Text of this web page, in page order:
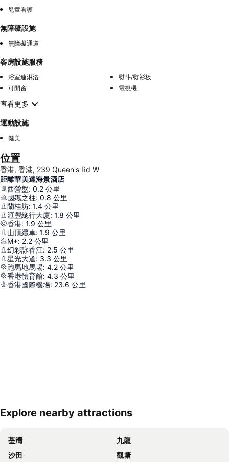
兒童看護
無障礙設施
無障礙通道
客房設施服務
浴室連淋浴
熨斗/熨衫板
可開窗
電視機
查看更多
運動設施
健美
位置
香港, 香港, 239 Queen's Rd W
距離華美達海景酒店
西營盤: 0.2 公里
國殤之柱: 0.8 公里
蘭桂坊: 1.4 公里
滙豐總行大廈: 1.8 公里
香港: 1.9 公里
山頂纜車: 1.9 公里
M+: 2.2 公里
幻彩詠香江: 2.5 公里
星光大道: 3.3 公里
跑馬地馬場: 4.2 公里
香港體育館: 4.3 公里
香港國際機場: 23.6 公里
展開地圖
Explore nearby attractions
荃灣
九龍
沙田
觀塘